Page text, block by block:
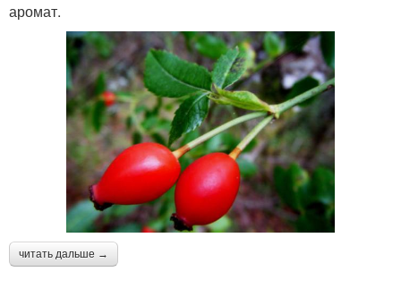
аромат.
читать дальше →